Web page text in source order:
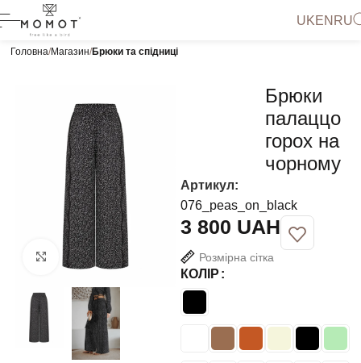
UKEN RU
Головна Магазин Брюки та спідниці
Натисніть, щоб збільшити
Брюки
палаццо
горох на
чорному
Артикул:
076_peas_on_black
UAH
Розмірна сітка
КОЛІР